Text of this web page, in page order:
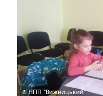
© НПП "Вижницький"